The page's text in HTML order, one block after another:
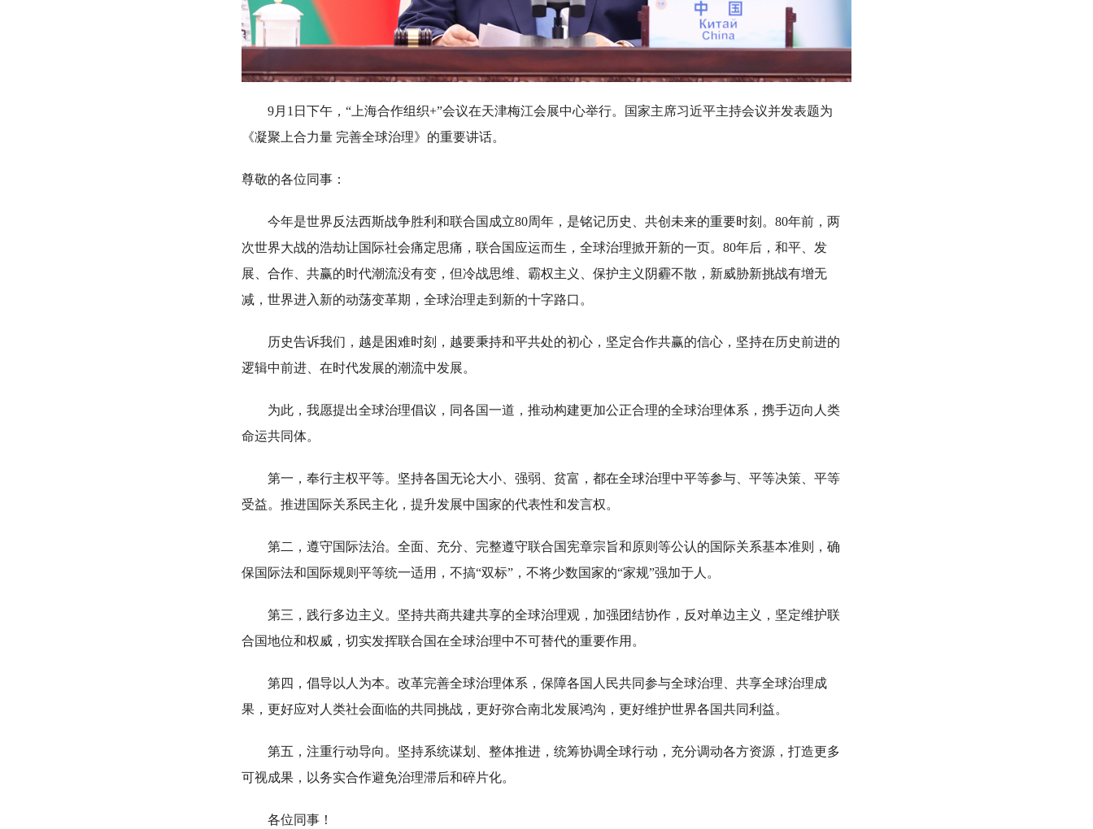
9月1日下午，“上海合作组织+”会议在天津梅江会展中心举行。国家主席习近平主持会议并发表题为
《凝聚上合力量 完善全球治理》的重要讲话。
尊敬的各位同事：
今年是世界反法西斯战争胜利和联合国成立80周年，是铭记历史、共创未来的重要时刻。80年前，两
次世界大战的浩劫让国际社会痛定思痛，联合国应运而生，全球治理掀开新的一页。80年后，和平、发
展、合作、共赢的时代潮流没有变，但冷战思维、霸权主义、保护主义阴霾不散，新威胁新挑战有增无
减，世界进入新的动荡变革期，全球治理走到新的十字路口。
历史告诉我们，越是困难时刻，越要秉持和平共处的初心，坚定合作共赢的信心，坚持在历史前进的
逻辑中前进、在时代发展的潮流中发展。
为此，我愿提出全球治理倡议，同各国一道，推动构建更加公正合理的全球治理体系，携手迈向人类
命运共同体。
第一，奉行主权平等。坚持各国无论大小、强弱、贫富，都在全球治理中平等参与、平等决策、平等
受益。推进国际关系民主化，提升发展中国家的代表性和发言权。
第二，遵守国际法治。全面、充分、完整遵守联合国宪章宗旨和原则等公认的国际关系基本准则，确
保国际法和国际规则平等统一适用，不搞“双标”，不将少数国家的“家规”强加于人。
第三，践行多边主义。坚持共商共建共享的全球治理观，加强团结协作，反对单边主义，坚定维护联
合国地位和权威，切实发挥联合国在全球治理中不可替代的重要作用。
第四，倡导以人为本。改革完善全球治理体系，保障各国人民共同参与全球治理、共享全球治理成
果，更好应对人类社会面临的共同挑战，更好弥合南北发展鸿沟，更好维护世界各国共同利益。
第五，注重行动导向。坚持系统谋划、整体推进，统筹协调全球行动，充分调动各方资源，打造更多
可视成果，以务实合作避免治理滞后和碎片化。
各位同事！